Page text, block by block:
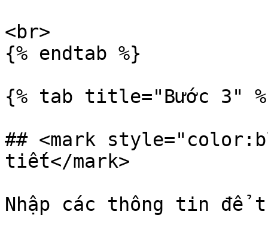
<br>
{% endtab %}
{% tab title="Bước 3"
## <mark
tiết</mark>
Nhập các thông tin để